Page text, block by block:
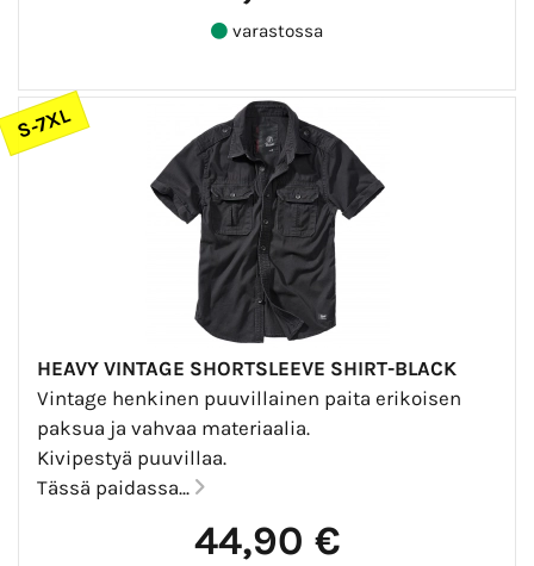
varastossa
S-7XL
HEAVY VINTAGE SHORTSLEEVE SHIRT-BLACK
Vintage henkinen puuvillainen paita erikoisen
paksua ja vahvaa materiaalia.
Kivipestyä puuvillaa.
Tässä paidassa...
44,90 €